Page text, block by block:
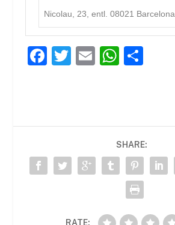
Nicolau, 23, entl. 08021
F
b
o
o
T
E
W
A
p
p
ar
te
ix
SHARE:
RATE: